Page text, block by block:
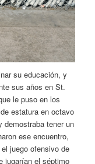
su educación, y
sus años en St.
le puso en los
estatura en octavo
demostraba tener un
ese encuentro,
juego ofensivo de
jugarían el séptimo